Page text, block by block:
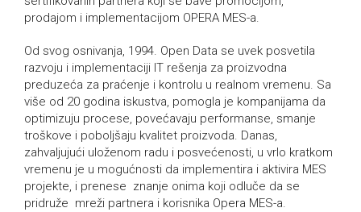
prodajom i implementacijom OPERA MES-a.
Od svog osnivanja, 1994. Open Data se uvek posvetila
razvoju i implementaciji IT rešenja za proizvodna
preduzeća za praćenje i kontrolu u realnom vremenu. Sa
više od 20 godina iskustva, pomogla je kompanijama da
optimizuju procese, povećavaju performanse, smanje
troškove i poboljšaju kvalitet proizvoda. Danas,
zahvaljujući uloženom radu i posvećenosti, u vrlo kratkom
vremenu je u mogućnosti da implementira i aktivira MES
projekte, i prenese znanje onima koji odluče da se
pridruže mreži partnera i korisnika Opera MES-a.